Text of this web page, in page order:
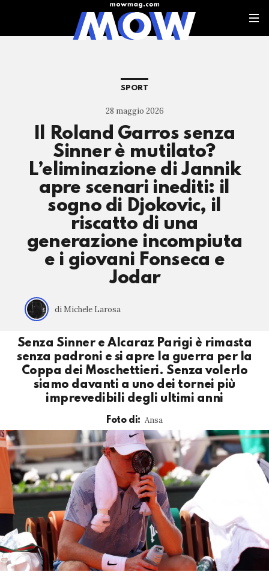
SPORT
28 maggio 2026
Il Roland Garros senza
Sinner è mutilato?
L’eliminazione di Jannik
apre scenari inediti: il
sogno di Djokovic, il
riscatto di una
generazione incompiuta
e i giovani Fonseca e
Jodar
di Michele Larosa
Senza Sinner e Alcaraz Parigi è rimasta
senza padroni e si apre la guerra per la
Coppa dei Moschettieri. Senza volerlo
siamo davanti a uno dei tornei più
imprevedibili degli ultimi anni
Foto di: Ansa